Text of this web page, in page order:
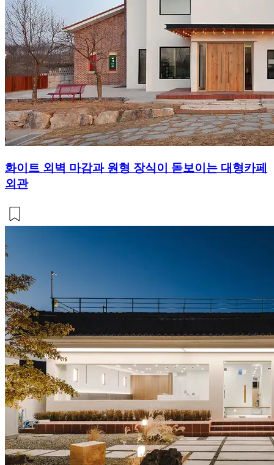
화이트 외벽 마감과 원형 장식이 돋보이는 대형카페
외관